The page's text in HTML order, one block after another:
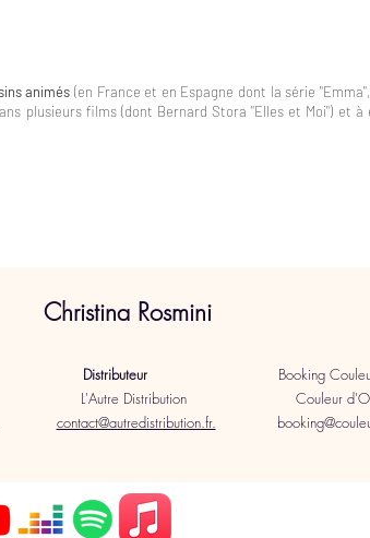
animés (en France et en Espagne dont la série
plusieurs films (dont Bernard Stora "Elles et Moi") et
Christina Rosmini
Booking
Distribution
contact@autredistribution.fr.